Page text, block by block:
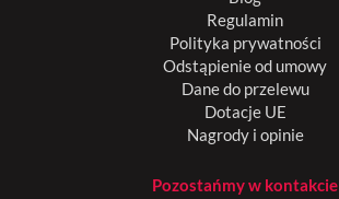
Regulamin
Polityka prywatności
Odstąpienie od umowy
Dane do przelewu
Dotacje UE
Nagrody i opinie
Pozostańmy w kontakcie